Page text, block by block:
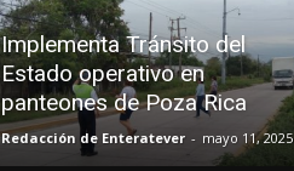
Implementa Tránsito del
Estado operativo en
panteones de Poza Rica
Redacción de Enteratever - mayo 11, 2025